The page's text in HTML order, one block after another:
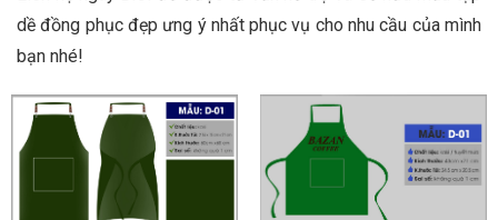
dề đồng phục đẹp ưng ý nhất phục vụ cho nhu cầu của mình
bạn nhé!